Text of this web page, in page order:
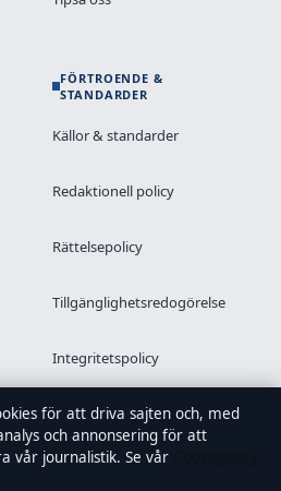
FÖRTROENDE &
STANDARDER
Källor & standarder
Redaktionell policy
Rättelsepolicy
Tillgänglighetsredogörelse
Integritetspolicy
Kändisar & integritet
för att driva sajten och, med
och annonsering för att
vår journalistik. Se vår